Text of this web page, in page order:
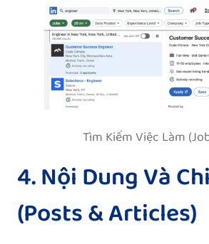
Tìm Kiếm Việc Làm
4. Nội Dung Và
(Posts & Articles)